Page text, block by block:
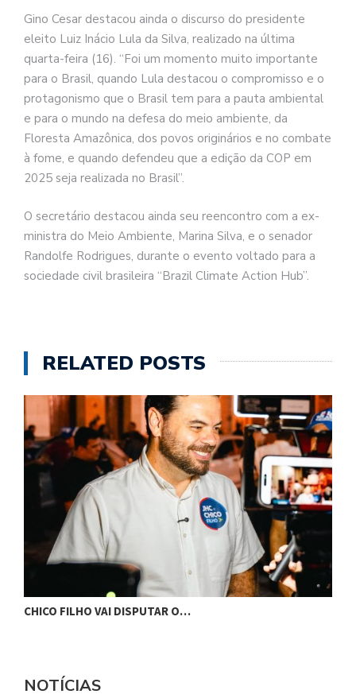
Gino Cesar destacou ainda o discurso do presidente
eleito Luiz Inácio Lula da Silva, realizado na última
quarta-feira (16). “Foi um momento muito importante
para o Brasil, quando Lula destacou o compromisso e o
protagonismo que o Brasil tem para a pauta ambiental
e para o mundo na defesa do meio ambiente, da
Floresta Amazônica, dos povos originários e no combate
à fome, e quando defendeu que a edição da COP em
2025 seja realizada no Brasil”.
O secretário destacou ainda seu reencontro com a ex-
ministra do Meio Ambiente, Marina Silva, e o senador
Randolfe Rodrigues, durante o evento voltado para a
sociedade civil brasileira “Brazil Climate Action Hub”.
RELATED POSTS
CHICO FILHO VAI DISPUTAR O…
NOTÍCIAS